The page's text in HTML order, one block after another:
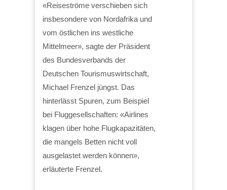
«Reiseströme verschieben sich
insbesondere von Nordafrika und
vom östlichen ins westliche
Mittelmeer», sagte der Präsident
des Bundesverbands der
Deutschen Tourismuswirtschaft,
Michael Frenzel jüngst. Das
hinterlässt Spuren, zum Beispiel
bei Fluggesellschaften: «Airlines
klagen über hohe Flugkapazitäten,
die mangels Betten nicht voll
ausgelastet werden können»,
erläuterte Frenzel.